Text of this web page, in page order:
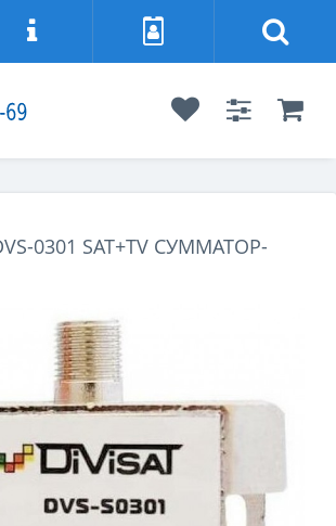
0301 SAT+TV СУММАТОР-